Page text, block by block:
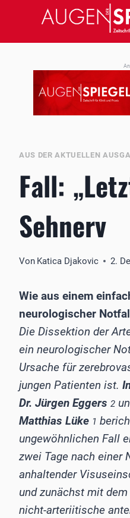
springen
AUS DER AKTUELLEN
Fall:
Sehnerv
Von Katica Djakovic 2.
Wie aus einem
neurologischer
Die Dissektion der
ein neurologischer
Ursache für
jungen Patienten ist.
Dr. Jürgen Eggers 2
Matthias Lüke 1
ungewöhnlichen Fall
zwei Tage nach einer
anhaltender
und zunächst mit
nicht-arteriitische